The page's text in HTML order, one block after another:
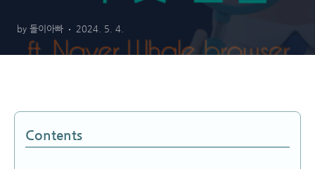
by 돌이아빠 2024. 5. 4.
Contents